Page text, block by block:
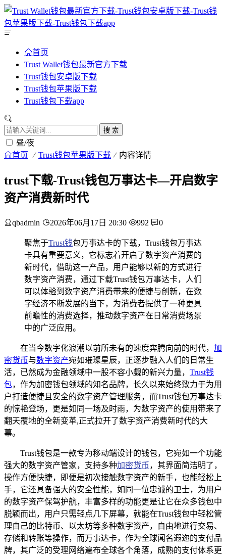
首页
Trust Wallet钱包最新官方下载
Trust钱包安卓版下载
Trust钱包苹果版下载
Trust钱包下载app
搜 索
昼/夜
首页 Trust钱包苹果版下载 内容详情
trust下载-Trust钱包万事达卡—开启数字
资产消费新时代
qbadmin 2026年06月17日 20:30 992 0
聚焦于Trust钱包万事达卡的下载，Trust钱包万事达
卡具有重要意义，它标志着开启了数字资产消费的
新时代，借助这一产品，用户能够以新的方式进行
数字资产消费，通过下载Trust钱包万事达卡，人们
可以体验到数字资产消费带来的便捷与创新，在数
字经济不断发展的当下，为消费者提供了一种更具
前瞻性的消费选择，推动数字资产在日常消费场景
中的广泛应用。
在当今数字化浪潮以前所未有的速度奔腾向前的时代， 加
密货币与数字资产宛如璀璨星辰，正逐步融入人们的日常生
活，已然成为金融领域中一股不容小觑的新兴力量， Trust钱
包，作为加密钱包领域的知名品牌，长久以来始终致力于为用
户打造便捷且安全的数字资产管理服务，而Trust钱包万事达卡
的惊艳登场，更是如同一场及时雨，为数字资产的使用带来了
翻天覆地的全新变革,正式拉开了数字资产消费新时代的大
幕。
Trust钱包是一款专为移动端设计的钱包，它宛如一个功能
强大的数字资产管家，支持多种加密货币 ，其界面简洁明了，
操作方便快捷，即便是初次接触数字资产的新手，也能轻松上
手，它还具备强大的安全性能，如同一位忠诚的卫士，为用户
的数字资产保驾护航，丰富多样的功能更是让它在众多钱包中
脱颖而出，用户只需轻点几下屏幕，就能在Trust钱包中轻松管
理自己的比特币、以太坊等多种数字资产，自由地进行交易、
存储和转账等操作，而万事达卡，作为全球闻名遐迩的支付品
牌，其广泛的受理网络遍布全球各个角落，成熟的支付体系更